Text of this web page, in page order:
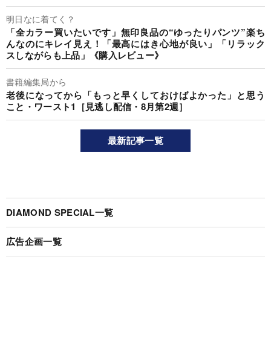
明日なに着てく？
「全カラー買いたいです」無印良品の“ゆったりパンツ”楽ち
んなのにキレイ見え！「最高にはき心地が良い」「リラック
スしながらも上品」《購入レビュー》
書籍編集局から
老後になってから「もっと早くしておけばよかった」と思う
こと・ワースト1［見逃し配信・8月第2週］
最新記事一覧
DIAMOND SPECIAL一覧
広告企画一覧